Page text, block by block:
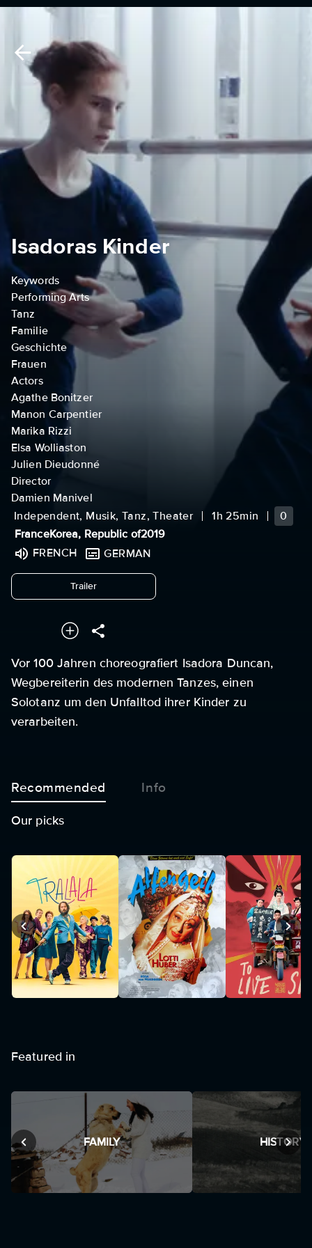
Isadoras Kinder
Keywords
Performing Arts
Tanz
Familie
Geschichte
Frauen
Actors
Agathe Bonitzer
Manon Carpentier
Marika Rizzi
Elsa Wolliaston
Julien Dieudonné
Director
Damien Manivel
Independent, Musik, Tanz, Theater
1h 25min
0
FranceKorea, Republic of2019
FRENCH
GERMAN
Trailerundefined
Vor 100 Jahren choreografiert Isadora Duncan,
Wegbereiterin des modernen Tanzes, einen
Solotanz um den Unfalltod ihrer Kinder zu
verarbeiten.
Recommended Info
Our picks
Featured in
FAMILY HISTORY